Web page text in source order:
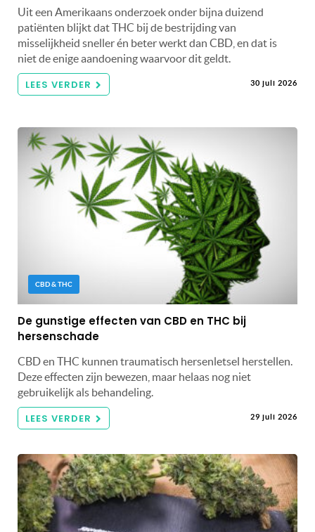
Uit een Amerikaans onderzoek onder bijna duizend
patiënten blijkt dat THC bij de bestrijding van
misselijkheid sneller én beter werkt dan CBD, en dat is
niet de enige aandoening waarvoor dit geldt.
LEES VERDER 30 juli 2026
CBD & THC
De gunstige effecten van CBD en THC bij
hersenschade
CBD en THC kunnen traumatisch hersenletsel herstellen.
Deze effecten zijn bewezen, maar helaas nog niet
gebruikelijk als behandeling.
LEES VERDER 29 juli 2026